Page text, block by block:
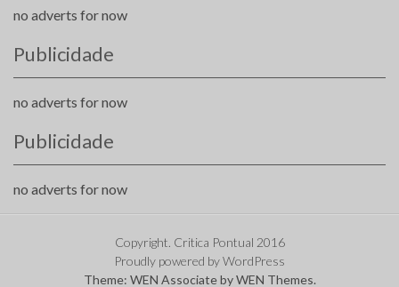
no adverts for now
Publicidade
no adverts for now
Publicidade
no adverts for now
Copyright. Critica Pontual 2016
Proudly powered by WordPress
Theme: WEN Associate byWEN Themes.